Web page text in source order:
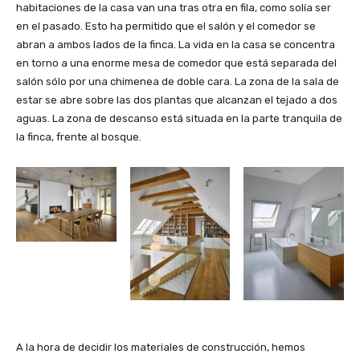
habitaciones de la casa van una tras otra en fila, como solía ser
en el pasado. Esto ha permitido que el salón y el comedor se
abran a ambos lados de la finca. La vida en la casa se concentra
en torno a una enorme mesa de comedor que está separada del
salón sólo por una chimenea de doble cara. La zona de la sala de
estar se abre sobre las dos plantas que alcanzan el tejado a dos
aguas. La zona de descanso está situada en la parte tranquila de
la finca, frente al bosque.
A la hora de decidir los materiales de construcción, hemos